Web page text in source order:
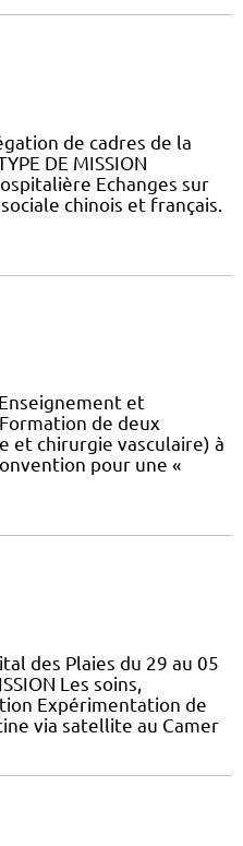
de cadres de la
DE MISSION
Echanges sur
chinois et français.
et
de deux
et chirurgie vasculaire) à
pour une «
des Plaies du 29 au 05
Les soins,
Expérimentation de
via satellite au Camer